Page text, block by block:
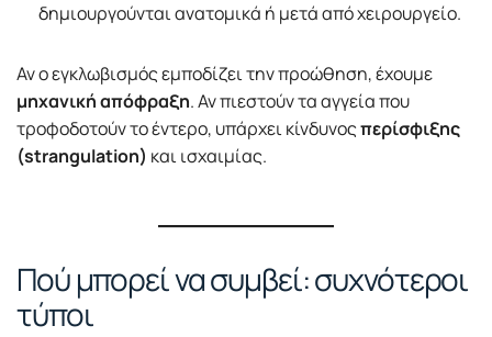
δημιουργούνται ανατομικά ή μετά από χειρουργείο.
Αν ο εγκλωβισμός εμποδίζει την προώθηση, έχουμε
μηχανική απόφραξη. Αν πιεστούν τα αγγεία που
τροφοδοτούν το έντερο, υπάρχει κίνδυνοςπερίσφιξης
(strangulation) και ισχαιμίας.
Πού μπορεί να συμβεί: συχνότεροι
τύποι